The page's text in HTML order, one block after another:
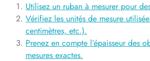
Utilisez un ruban à mesurer pour
Vérifiez les unités de mesure
centimètres, etc.).
Prenez en compte l’épaisseur des
mesures exactes.